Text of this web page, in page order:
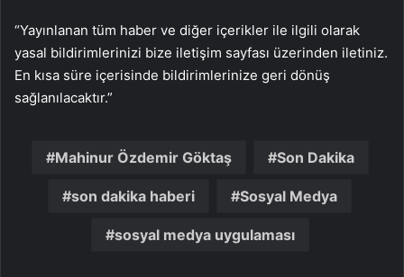
“Yayınlanan tüm haber ve diğer içerikler ile ilgili olarak
yasal bildirimlerinizi bize iletişim sayfası üzerinden iletiniz.
En kısa süre içerisinde bildirimlerinize geri dönüş
sağlanılacaktır.”
Mahinur Özdemir Göktaş Son Dakika
son dakika haberi Sosyal Medya
sosyal medya uygulaması